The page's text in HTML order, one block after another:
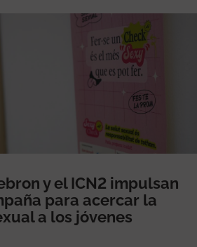
y el ICN2 impulsan
para acercar la
a los jóvenes